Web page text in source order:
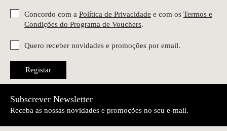
Concordo com a Política de Privacidade e com os Termos e
Condições do Programa de Vouchers.
Quero receber novidades e promoções por email.
Registar
Subscrever Newsletter
Receba as nossas novidades e promoções no seu e-mail.